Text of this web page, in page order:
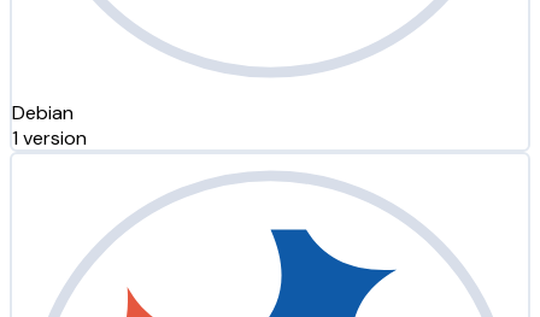
Debian
1 version